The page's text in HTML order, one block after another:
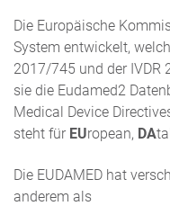
Die Europäische
System entwickelt,
2017/745 und der
sie die Eudamed2
Medical Device
steht für EUropean, DA
Die EUDAMED hat
anderem als